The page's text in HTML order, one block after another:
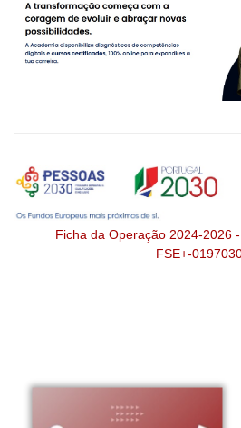
Ficha da Operação 2024-2026
FSE+-